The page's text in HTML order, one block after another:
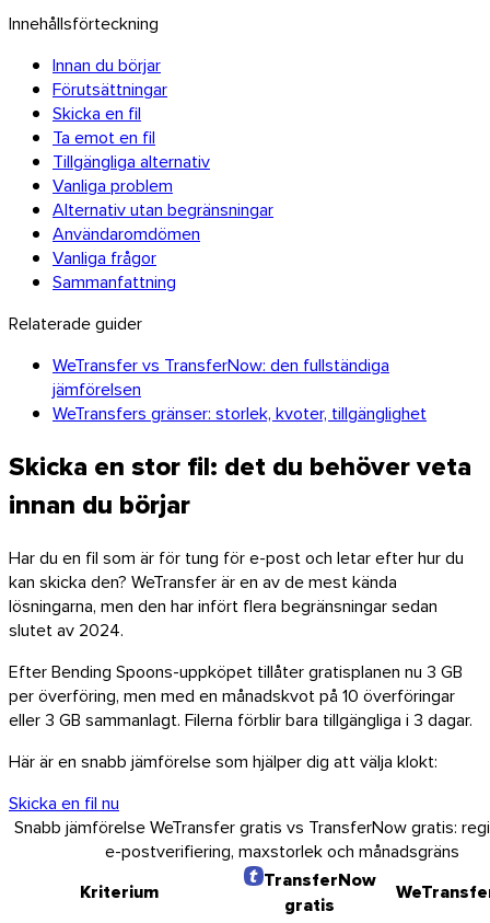
Windows
Innehållsförteckning
Innan du börjar
Förutsättningar
Skicka en fil
Ta emot en fil
Tillgängliga alternativ
Vanliga problem
Alternativ utan begränsningar
Användaromdömen
Vanliga frågor
Sammanfattning
Relaterade guider
WeTransfer vs TransferNow: den fullständiga
jämförelsen
WeTransfers gränser: storlek, kvoter, tillgänglighet
Skicka en stor fil: det du behöver veta
innan du börjar
Har du en fil som är för tung för e-post och letar efter hur du
kan skicka den? WeTransfer är en av de mest kända
lösningarna, men den har infört flera begränsningar sedan
slutet av 2024.
Efter Bending Spoons-uppköpet tillåter gratisplanen nu 3 GB
per överföring, men med en månadskvot på 10 överföringar
eller 3 GB sammanlagt. Filerna förblir bara tillgängliga i 3 dagar.
Här är en snabb jämförelse som hjälper dig att välja klokt:
Skicka en fil nu
Snabb jämförelse WeTransfer gratis vs TransferNow gratis:
e-postverifiering, maxstorlek och månadsgräns
Kriterium
TransferNow
gratis